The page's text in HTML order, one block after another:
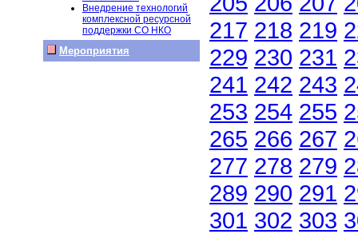
Внедрение технологий
комплексной ресурсной
поддержки СО НКО
Мероприятия
217 218 219
229 230 231
241 242 243
253 254 255
265 266 267
277 278 279
289 290 291
301 302 303